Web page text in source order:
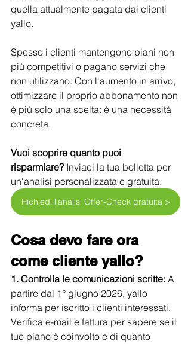
quella attualmente pagata dai clienti
yallo.
Spesso i clienti mantengono piani non
più competitivi o pagano servizi che
non utilizzano. Con l'aumento in arrivo,
ottimizzare il proprio abbonamento non
è più solo una scelta: è una necessità
concreta.
Vuoi scoprire quanto puoi
risparmiare? Inviaci la tua bolletta per
un'analisi personalizzata e gratuita.
Richiedi l'analisi Offer-Check gratuita >
Cosa devo fare ora
come cliente yallo?
1. Controlla le comunicazioni scritte: A
partire dal 1° giugno 2026, yallo
informa per iscritto i clienti interessati.
Verifica e-mail e fattura per sapere se il
tuo piano è coinvolto e di quanto